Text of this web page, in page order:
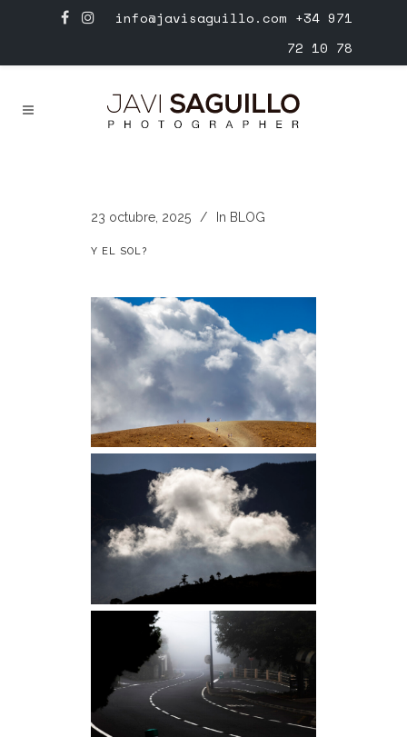
23 octubre, 2025 In BLOG
Y EL SOL?
info@javisaguillo.com +34 971
72 10 78